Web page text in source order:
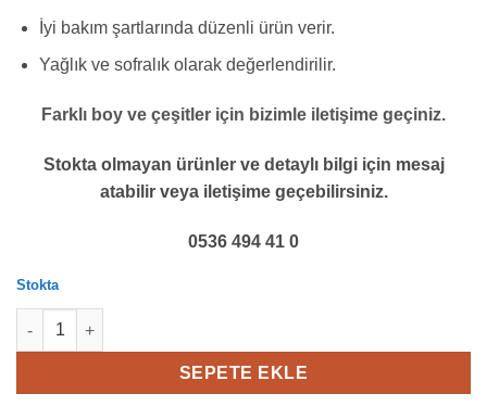
İyi bakım şartlarında düzenli ürün verir.
Yağlık ve sofralık olarak değerlendirilir.
Farklı boy ve çeşitler için bizimle iletişime geçiniz.
Stokta olmayan ürünler ve detaylıbilgi için mesaj
atabilir veya iletişime geçebilirsiniz.
0536 494 41 0
Stokta
Zeytin Fidanı Deliceye Aşılı Gemlik Zeytin Fidanı, 3 Yaş adet
SEPETE EKLE